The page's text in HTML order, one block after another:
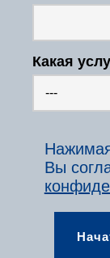
Какая
Вы